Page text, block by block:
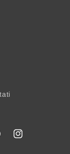
Instagram